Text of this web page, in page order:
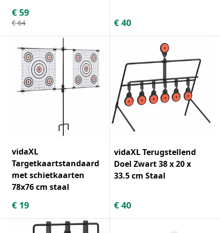
€ 59
€ 64 € 40
vidaXL
Targetkaartstandaard
met schietkaarten
78x76 cm staal
€ 19
vidaXL Terugstellend
Doel Zwart 38 x 20 x
33.5 cm Staal
€ 40